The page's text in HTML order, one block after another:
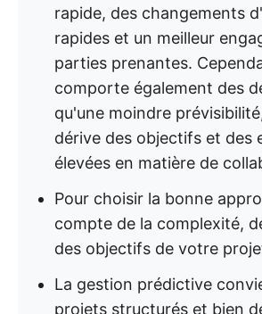
rapide, des changements
rapides et un meilleur
parties prenantes.
comporte également des
qu'une moindre
dérive des objectifs et des
élevées en matière de
Pour choisir la bonne
compte de la complexité,
des objectifs de votre
La gestion prédictive
projets structurés et bien